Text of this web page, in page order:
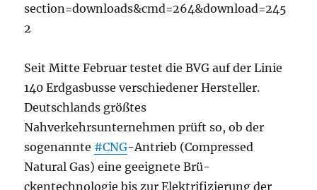
section=downloads&cmd=264&download=245
2
Seit Mitte Februar testet die BVG auf der Linie
140 Erdgasbusse verschiedener Hersteller.
Deutschlands größtes
Nahverkehrsunternehmen prüft so, ob der
sogenannte #CNG-Antrieb (Compressed
Natural Gas) eine geeignete Brü-
ckentechnologie bis zur Elektrifizierung der